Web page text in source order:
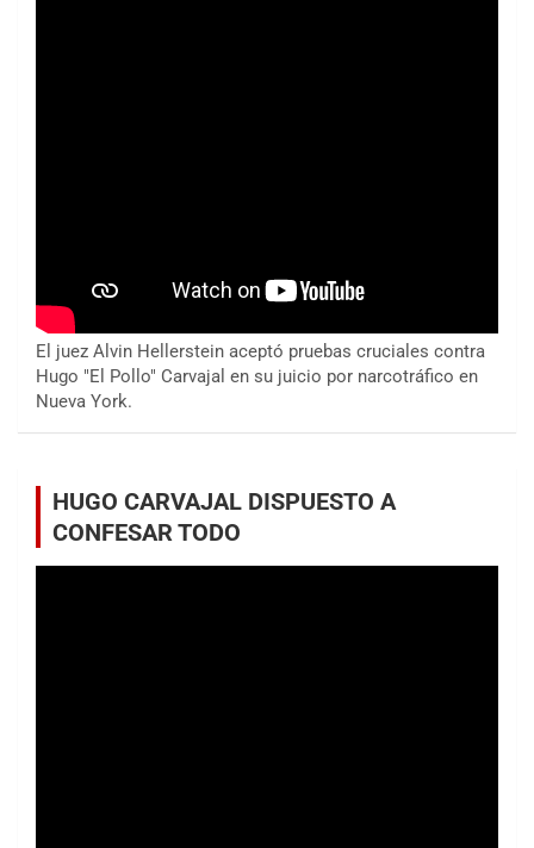
El juez Alvin Hellerstein aceptó pruebas cruciales contra
Hugo "El Pollo" Carvajal en su juicio por narcotráfico en
Nueva York.
HUGO CARVAJAL DISPUESTO A
CONFESAR TODO